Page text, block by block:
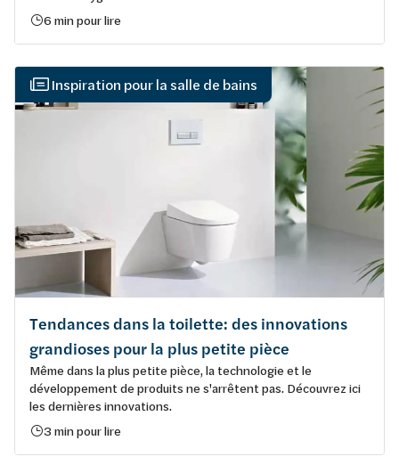
6 min pour lire
Inspiration pour la salle de bains
Tendances dans la toilette: des innovations
grandioses pour la plus petite pièce
Même dans la plus petite pièce, la technologie et le
développement de produits ne s'arrêtent pas. Découvrez ici
les dernières innovations.
3 min pour lire